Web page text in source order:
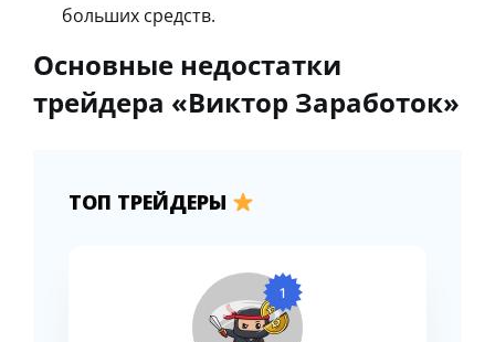
больших средств.
Основные недостатки
трейдера «Виктор Заработок»
ТОП ТРЕЙДЕРЫ
1